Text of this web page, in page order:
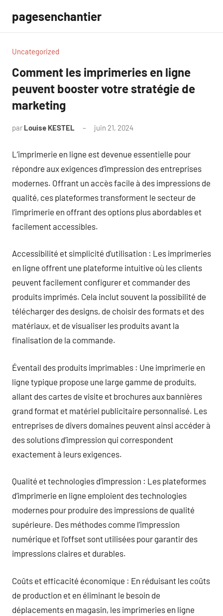
contenu
pagesenchantier
Uncategorized
Comment les imprimeries en ligne
peuvent booster votre stratégie de
marketing
par Louise KESTEL juin 21, 2024
L’imprimerie en ligne est devenue essentielle pour
répondre aux exigences d’impression des entreprises
modernes. Offrant un accès facile à des impressions de
qualité, ces plateformes transforment le secteur de
l’imprimerie en offrant des options plus abordables et
facilement accessibles.
Accessibilité et simplicité d’utilisation : Les imprimeries
en ligne offrent une plateforme intuitive où les clients
peuvent facilement configurer et commander des
produits imprimés. Cela inclut souvent la possibilité de
télécharger des designs, de choisir des formats et des
matériaux, et de visualiser les produits avant la
finalisation de la commande.
Éventail des produits imprimables : Une imprimerie en
ligne typique propose une large gamme de produits,
allant des cartes de visite et brochures aux bannières
grand format et matériel publicitaire personnalisé. Les
entreprises de divers domaines peuvent ainsi accéder à
des solutions d’impression qui correspondent
exactement à leurs exigences.
Qualité et technologies d’impression : Les plateformes
d’imprimerie en ligne emploient des technologies
modernes pour produire des impressions de qualité
supérieure. Des méthodes comme l’impression
numérique et l’offset sont utilisées pour garantir des
impressions claires et durables.
Coûts et efficacité économique : En réduisant les coûts
de production et en éliminant le besoin de
déplacements en magasin, les imprimeries en ligne